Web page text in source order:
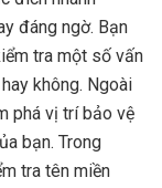
đáng ngờ. Bạn
tra một số vấn
không. Ngoài
phá vị trí bảo vệ
bạn. Trong
tra tên miền